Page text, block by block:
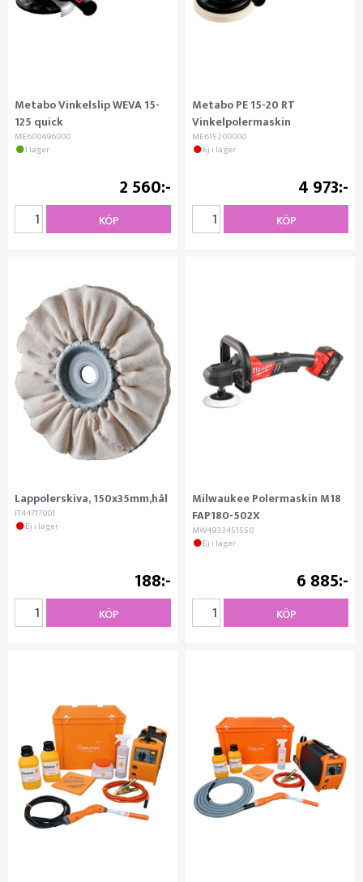
Metabo Vinkelslip WEVA 15-
125 quick
ME600496000
I lager
2 560
KÖP
Metabo PE 15-20 RT
Vinkelpolermaskin
ME615200000
Ej i lager
4 973
KÖP
Lappolerskiva, 150x35mm,hål
IT44717001
Ej i lager
188
KÖP
Milwaukee Polermaskin M18
FAP180-502X
MW4933451550
Ej i lager
6 885
KÖP